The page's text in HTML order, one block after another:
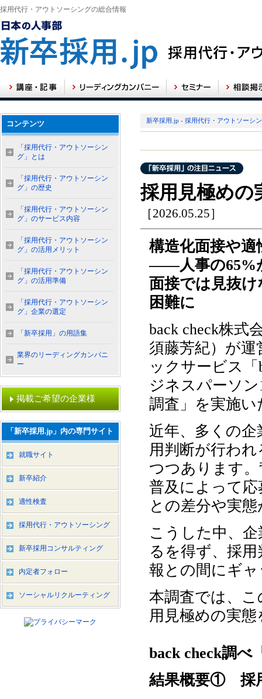
採用代行・アウトソーシングの総合情報
新卒採用.jp - 採用代行・アウトソーシ
採用見極めの
［2026.05.25］
構造化面接や
——人事の
面接では見抜
困難に
back check株式
須藤芳紀）が
ックサービス
ジネスパーソ
調査」を実施
近年、多くの
用判断が行わ
つつあります
普及によって
との差分や実
こうした中、
るを得ず、採
報との間にギ
本調査では、こ
用見極めの実
back check調べ
結果概要① 採
コンテンツ
「採用代行・アウトソーシン
グ」とは
「採用代行・アウトソーシン
グ」の歴史
「採用代行・アウトソーシン
グ」のサービス内容
「採用代行・アウトソーシン
グ」の活用メリット
「採用代行・アウトソーシン
グ」の活用準備
「採用代行・アウトソーシン
グ」企業の選定
「新卒採用」の用語集
業界のリーディングカンパニ
ー
掲載ご希望の企業様
「新卒採用.jp」内の専門サイト
就職サイト
新卒紹介
適性検査
採用代行・アウトソーシング
新卒採用コンサルティング
内定者フォロー
ソーシャルリクルーティング